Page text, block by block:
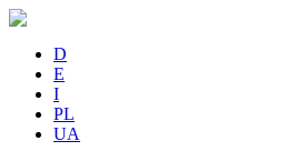
D
E
I
PL
UA